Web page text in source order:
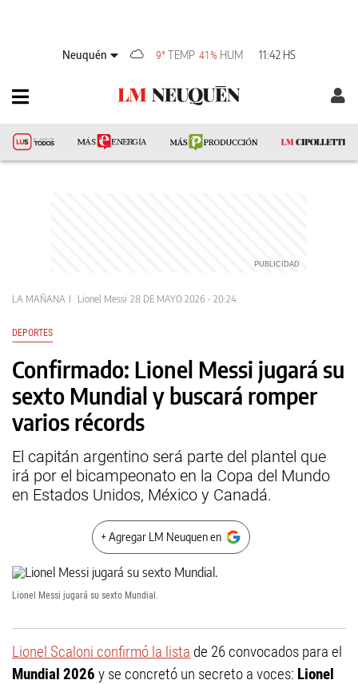
Neuquén 9° TEMP 41% HUM 11:42 HS
LA MAÑANA Lionel Messi 28 DE MAYO 2026 - 20:24
DEPORTES
Confirmado: Lionel Messi jugará su
sexto Mundial y buscará romper
varios récords
El capitán argentino será parte del plantel que
irá por el bicampeonato en la Copa del Mundo
en Estados Unidos, México y Canadá.
+ Agregar LM Neuquen en
Lionel Messi jugará su sexto Mundial.
Lionel Scaloni confirmó la lista de 26 convocados para el
Mundial 2026 y se concretó un secreto a voces: Lionel